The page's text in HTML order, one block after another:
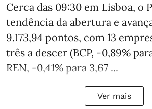
Cerca das 09:30 em Lisboa, o
tendência da abertura e
9.173,94 pontos, com 13
três a descer (BCP, -0,89%
REN, -0,41% para 3,67 ...
Ver mais